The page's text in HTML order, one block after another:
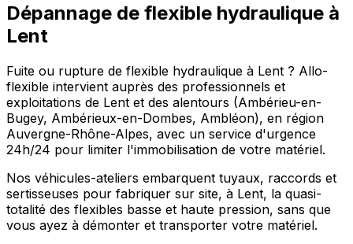
Dépannage de flexible hydraulique à
Lent
Fuite ou rupture de flexible hydraulique à Lent ? Allo-
flexible intervient auprès des professionnels et
exploitations de Lent et des alentours (Ambérieu-en-
Bugey, Ambérieux-en-Dombes, Ambléon), en région
Auvergne-Rhône-Alpes, avec un service d'urgence
24h/24 pour limiter l'immobilisation de votre matériel.
Nos véhicules-ateliers embarquent tuyaux, raccords et
sertisseuses pour fabriquer sur site, à Lent, la quasi-
totalité des flexibles basse et haute pression, sans que
vous ayez à démonter et transporter votre matériel.